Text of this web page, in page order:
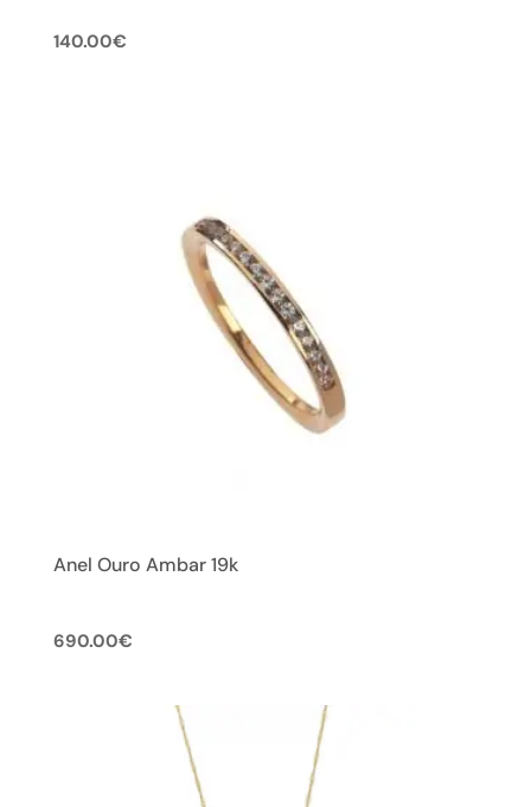
140.00€
Anel Ouro Ambar 19k
690.00€